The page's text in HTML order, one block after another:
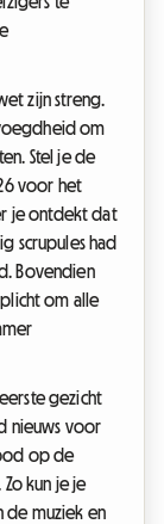
zijn streng.
om
Stel je de
voor het
je ontdekt dat
scrupules had
Bovendien
om alle
gezicht
nieuws voor
op de
kun je je
de muziek en